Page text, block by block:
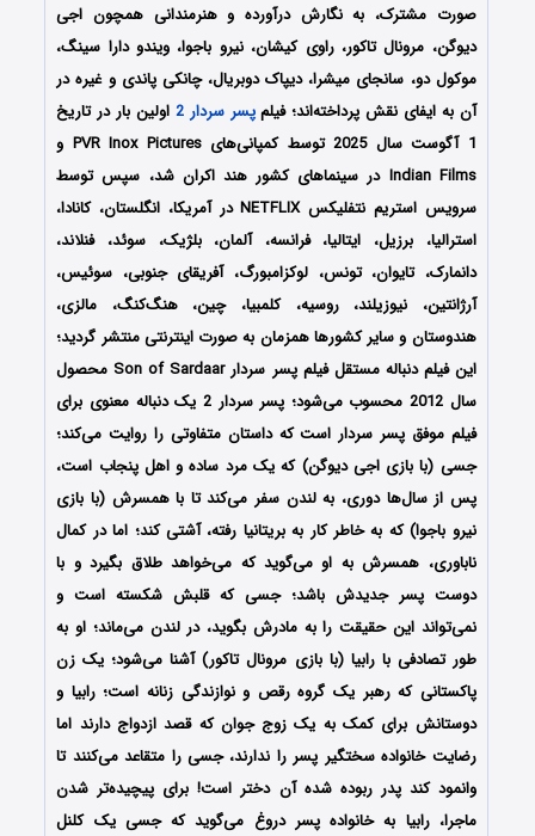
صورت مشترک، به نگارش درآورده و هنرمندانی همچون اجی
دیوگن، مرونال تاکور، راوی کیشان، نیرو باجوا، ویندو دارا سینگ،
موکول دو، سانجای میشرا، دیپاک دوبریال، چانکی پاندیو غیره در
آن به ایفای نقش پرداخته‌اند؛فیلمپسر سردار 2 اولین بار در تاریخ
1 آگوست سال 2025 توسط کمپانی‌های PVR Inox Pictures و
Indian Films در سینماهای کشور هند اکران شد، سپس توسط
سرویس استریم نتفلیکس NETFLIX در آمریکا، انگلستان، کانادا،
استرالیا، برزیل، ایتالیا، فرانسه، آلمان، بلژیک، سوئد، فنلاند،
دانمارک، تایوان، تونس، لوکزامبورگ، آفریقای جنوبی، سوئیس،
آرژانتین، نیوزیلند، روسیه، کلمبیا، چین، هنگ‌کنگ، مالزی،
هندوستان و سایر کشورها همزمان به صورت اینترنتی منتشر گردید؛
این فیلم دنباله‌ مستقل فیلم پسر سردار Son of Sardaar محصول
سال 2012 محسوب می‌شود؛ پسر سردار 2 یک دنباله معنوی برای
فیلم موفق پسر سردار است که داستان متفاوتی را روایت می‌کند؛
جسی (با بازی اجی دیوگن) که یک مرد ساده و اهل پنجاب است،
پس از سال‌ها دوری، به لندن سفر می‌کند تا با همسرش (با بازی
نیرو باجوا) که به خاطر کار به بریتانیا رفته، آشتی کند؛ اما در کمال
ناباوری، همسرش به او می‌گوید که می‌خواهد طلاق بگیرد و با
دوست پسر جدیدش باشد؛ جسی که قلبش شکسته است و
نمی‌تواند این حقیقت را به مادرش بگوید، در لندن می‌ماند؛ او به
طور تصادفی با رابیا (با بازی مرونال تاکور) آشنا می‌شود؛ یک زن
پاکستانی که رهبر یک گروه رقص و نوازندگی زنانه است؛ رابیا و
دوستانش برای کمک به یک زوج جوان که قصد ازدواج دارند اما
رضایت خانواده سختگیر پسر را ندارند، جسی را متقاعد می‌کنند تا
وانمود کند پدر ربوده شده آن دختر است! برای پیچیده‌تر شدن
ماجرا، رابیا به خانواده پسر دروغ می‌گوید که جسی یک کلنل